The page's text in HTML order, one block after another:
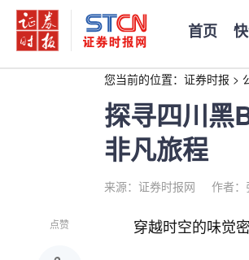
首页
您当前的位置： 证券时报 >
探寻四川黑
非凡旅程
来源：证券时报网 作者：
点赞 穿越时空的味觉